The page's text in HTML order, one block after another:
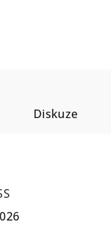
Diskuze